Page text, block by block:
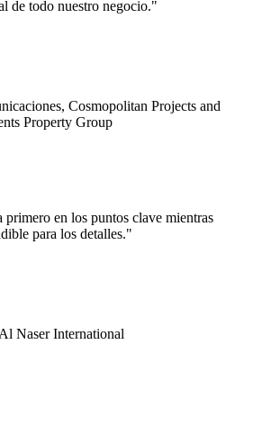
de todo nuestro negocio."
Cosmopolitan Projects and
Property Group
en los puntos clave mientras
para los detalles."
Naser International